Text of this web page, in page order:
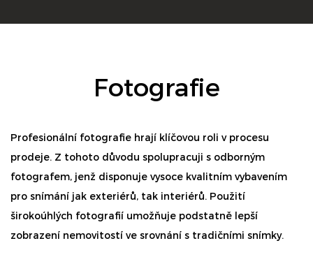
Fotografie
Profesionální fotografie hrají klíčovou roli v procesu
prodeje. Z tohoto důvodu spolupracuji s odborným
fotografem, jenž disponuje vysoce kvalitním vybavením
pro snímání jak exteriérů, tak interiérů. Použití
širokoúhlých fotografií umožňuje podstatně lepší
zobrazení nemovitostí ve srovnání s tradičními snímky.